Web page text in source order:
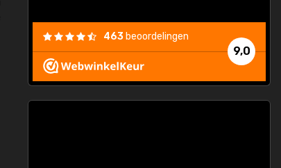
9,0
463 beoordelingen